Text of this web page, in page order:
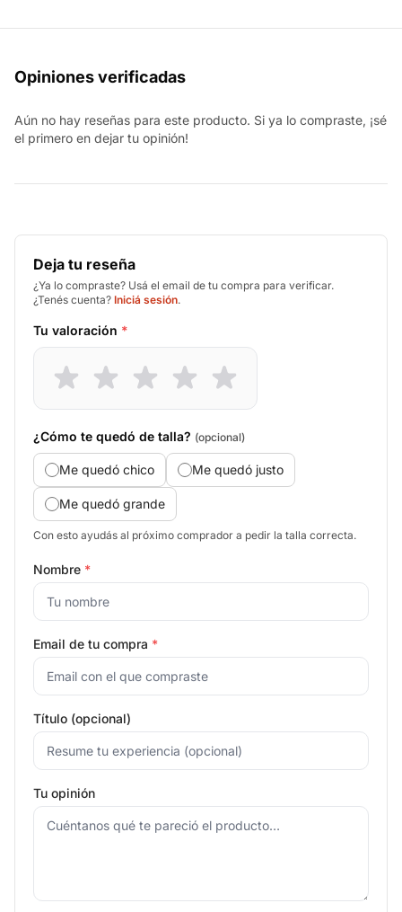
Opiniones verificadas
Aún no hay reseñas para este producto. Si ya lo compraste, ¡sé
el primero en dejar tu opinión!
Deja tu reseña
¿Ya lo compraste? Usá el email de tu compra para verificar.
¿Tenés cuenta? Iniciá sesión.
Tu valoración *
¿Cómo te quedó de talla? (opcional)
Me quedó chico Me quedó justo
Me quedó grande
Con esto ayudás al próximo comprador a pedir la talla correcta.
Nombre *
Email de tu compra *
Título (opcional)
Tu opinión